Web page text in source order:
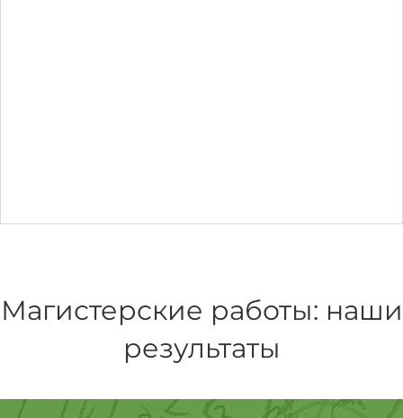
Магистерские работы: наши
результаты